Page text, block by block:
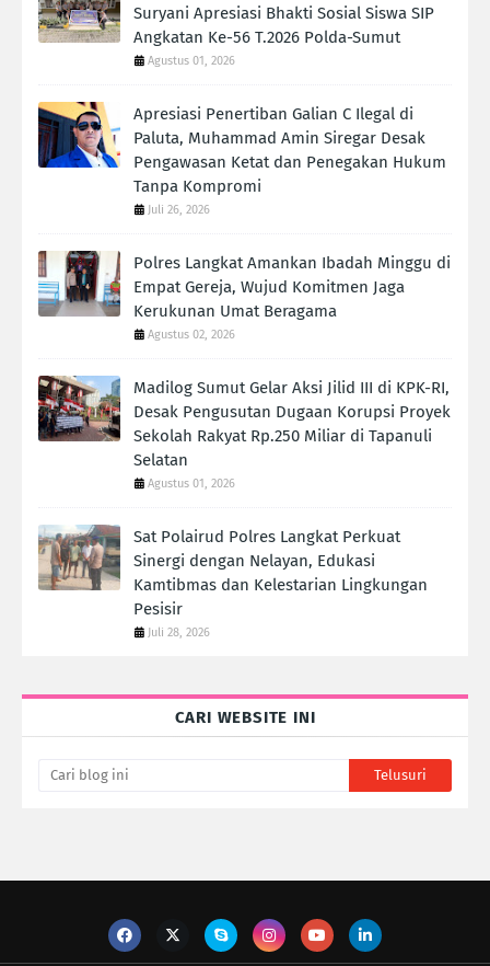
Suryani Apresiasi Bhakti Sosial Siswa SIP
Angkatan Ke-56 T.2026 Polda-Sumut
Agustus 01, 2026
Apresiasi Penertiban Galian C Ilegal di
Paluta, Muhammad Amin Siregar Desak
Pengawasan Ketat dan Penegakan Hukum
Tanpa Kompromi
Juli 26, 2026
Polres Langkat Amankan Ibadah Minggu di
Empat Gereja, Wujud Komitmen Jaga
Kerukunan Umat Beragama
Agustus 02, 2026
Madilog Sumut Gelar Aksi Jilid III di KPK-RI,
Desak Pengusutan Dugaan Korupsi Proyek
Sekolah Rakyat Rp.250 Miliar di Tapanuli
Selatan
Agustus 01, 2026
Sat Polairud Polres Langkat Perkuat
Sinergi dengan Nelayan, Edukasi
Kamtibmas dan Kelestarian Lingkungan
Pesisir
Juli 28, 2026
CARI WEBSITE INI